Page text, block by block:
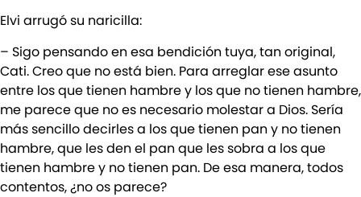
Elvi arrugó su naricilla:
– Sigo pensando en esa bendición tuya, tan original,
Cati. Creo que no está bien. Para arreglar ese asunto
entre los que tienen hambre y los que no tienen hambre,
me parece que no es necesario molestar a Dios. Sería
más sencillo decirles a los que tienen pan y no tienen
hambre, que les den el pan que les sobra a los que
tienen hambre y no tienen pan. De esa manera, todos
contentos, ¿no os parece?